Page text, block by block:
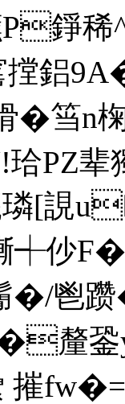
錚稀
鋁
�筜n
珨PZ
璘[誢
仯
� /鬯躜
釐銎